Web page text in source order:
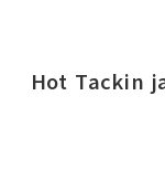
Hot Tackin